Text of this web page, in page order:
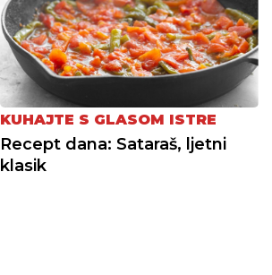
KUHAJTE S GLASOM ISTRE
Recept dana: Sataraš, ljetni
klasik